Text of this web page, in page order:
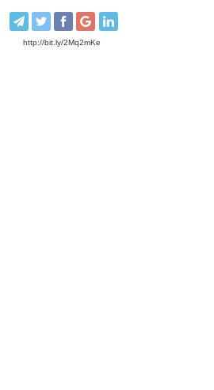
http://bit.ly/2Mq2mKe